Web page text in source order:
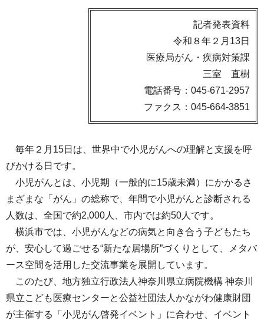
記者発表資料
令和８年２月13日
医療局がん・疾病対策課
三室 直樹
電話番号：045-671-2957
ファクス：045-664-3851
毎年２月15日は、世界中で小児がんへの理解と支援を呼
びかける日です。
小児がんとは、小児期（一般的に15歳未満）にかかるさ
まざまな「がん」の総称で、年間で小児がんと診断される
人数は、全国で約2,000人、市内では約50人です。
横浜市では、小児がんなどの病気と向き合う子どもたち
が、安心して過ごせる“新たな居場所”づくりとして、メタバ
ース空間を活用した交流事業を展開しています。
このたび、地方独立行政法人神奈川県立病院機構 神奈川
県立こども医療センターと公益社団法人かながわ健康財団
が主催する「小児がん啓発イベント」に合わせ、イベント